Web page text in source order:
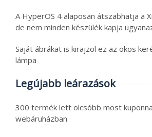
A HyperOS 4 alaposan átszabhatja a
de nem minden készülék kapja
Saját ábrákat is kirajzol ez az okos
lámpa
Legújabb leárazások
300 termék lett olcsóbb most
webáruházban